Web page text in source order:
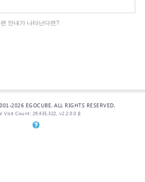
안내가 나타난다면?
2026 EGOCUBE. ALL RIGHTS RESERVED.
Visit Count: 29,435,322, v2.2.0.0 β